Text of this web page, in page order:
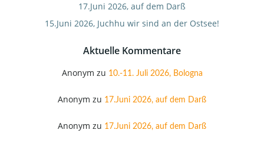
17.Juni 2026, auf dem Darß
15.Juni 2026, Juchhu wir sind an der Ostsee!
Aktuelle Kommentare
Anonym zu 10.-11. Juli 2026, Bologna
Anonym zu 17.Juni 2026, auf dem Darß
Anonym zu 17.Juni 2026, auf dem Darß